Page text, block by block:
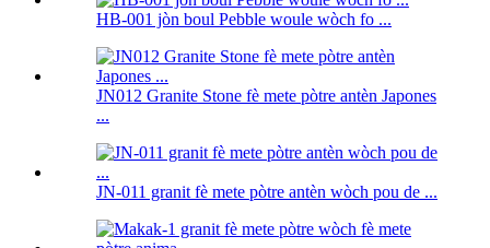
HB-001 jòn boul Pebble woule wòch fo ...
JN012 Granite Stone fè mete pòtre antèn Japones
...
JN-011 granit fè mete pòtre antèn wòch pou de ...